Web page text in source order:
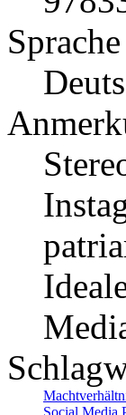
Sprache
Social Media